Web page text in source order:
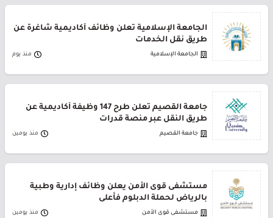
الجامعة الإسلامية تعلن وظائف أكاديمية شاغرة عن
طريق نقل الخدمات
الجامعة الإسلامية منذ يوم
جامعة القصيم تعلن طرح 147 وظيفة أكاديمية عن
طريق النقل عبر منصة قدرات
جامعة القصيم منذ يومين
مستشفى قوى الأمن يعلن وظائف إدارية وطبية
بالرياض لحملة الدبلوم فأعلى
مستشفى قوى الأمن منذ يومين